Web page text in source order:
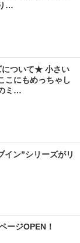
…
ついて★ 小さい
こにもめっちゃし
ミ…
イン”シリーズがリ
ージOPEN！